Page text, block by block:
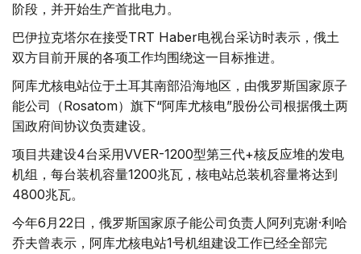
阶段，并开始生产首批电力。
巴伊拉克塔尔在接受TRT Haber电视台采访时表示，俄土
双方目前开展的各项工作均围绕这一目标推进。
阿库尤核电站位于土耳其南部沿海地区，由俄罗斯国家原子
能公司（Rosatom）旗下“阿库尤核电”股份公司根据俄土两
国政府间协议负责建设。
项目共建设4台采用VVER-1200型第三代+核反应堆的发电
机组，每台装机容量1200兆瓦，核电站总装机容量将达到
4800兆瓦。
今年6月22日，俄罗斯国家原子能公司负责人阿列克谢·利哈
乔夫曾表示，阿库尤核电站1号机组建设工作已经全部完